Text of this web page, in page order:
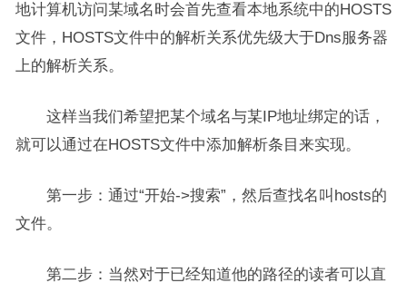
地计算机访问某域名时会首先查看本地系统中的HOSTS
文件，HOSTS文件中的解析关系优先级大于Dns服务器
上的解析关系。
这样当我们希望把某个域名与某IP地址绑定的话，
就可以通过在HOSTS文件中添加解析条目来实现。
第一步：通过“开始->搜索”，然后查找名叫hosts的
文件。
第二步：当然对于已经知道他的路径的读者可以直